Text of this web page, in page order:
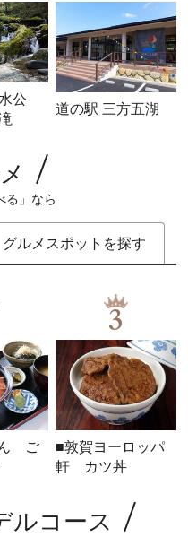
公
道の駅 三方五湖
る」なら
グルメスポットを探す
ん ご
3
■敦賀ヨーロッパ
軒 カツ丼
ルコース